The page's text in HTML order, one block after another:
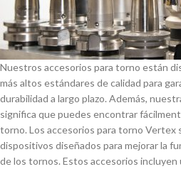
Nuestros accesorios para torno están
más altos estándares de calidad para
durabilidad a largo plazo. Además,
significa que puedes encontrar
torno. Los accesorios para torno Vertex
dispositivos diseñados para mejorar la
de los tornos. Estos accesorios incluyen